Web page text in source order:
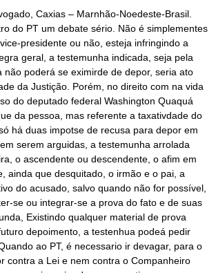
Caxias – Marnhão-Noedeste-Brasil.
do PT um debate sério. Não é simplementes
presidente ou não, esteja infringindo a
geral, a testemunha indicada, seja pela
não poderá se eximirde de depor, seria ato
da Justição. Porém, no direito com na vida
do deputado federal Washington Quaquá
da pessoa, mas referente a taxativdade do
há duas impotse de recusa para depor em
serem arguidas, a testemunha arrolada
o ascendente ou descendente, o afim em
ainda que desquitado, o irmão e o pai, a
do acusado, salvo quando não for possível,
se ou integrar-se a prova do fato e de suas
Existindo qualquer material de prova
depoimento, a testenhua podeá pedir
ao PT, é necessario ir devagar, para o
contra a Lei e nem contra o Companheiro